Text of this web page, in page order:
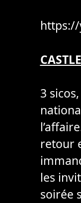
3
retour
les
soirée